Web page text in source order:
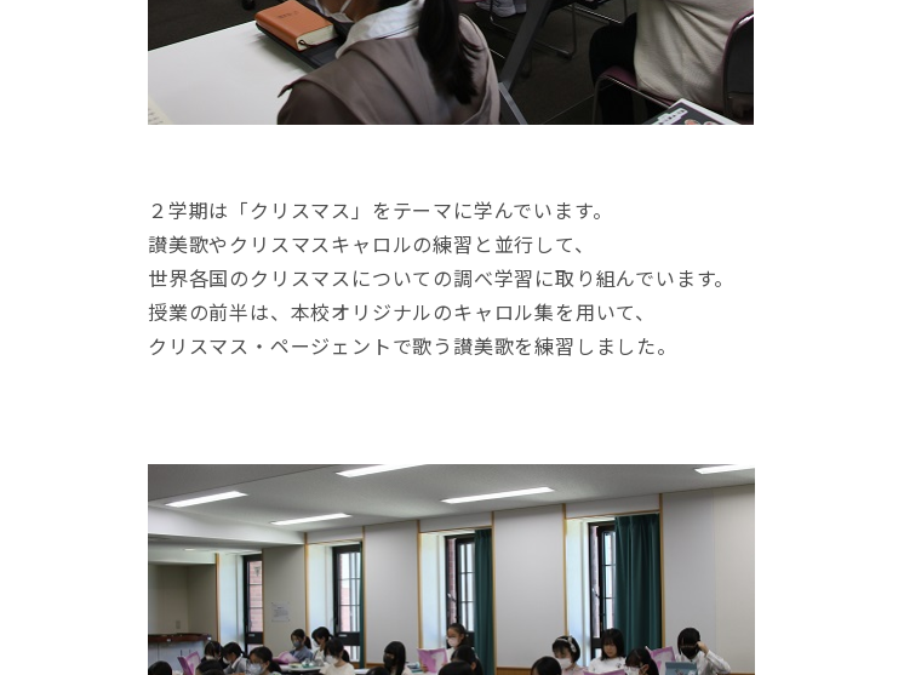
２学期は「クリスマス」をテーマに学んでいます。
讃美歌やクリスマスキャロルの練習と並行して、
世界各国のクリスマスについての調べ学習に取り組んでいます。
授業の前半は、本校オリジナルのキャロル集を用いて、
クリスマス・ページェントで歌う讃美歌を練習しました。